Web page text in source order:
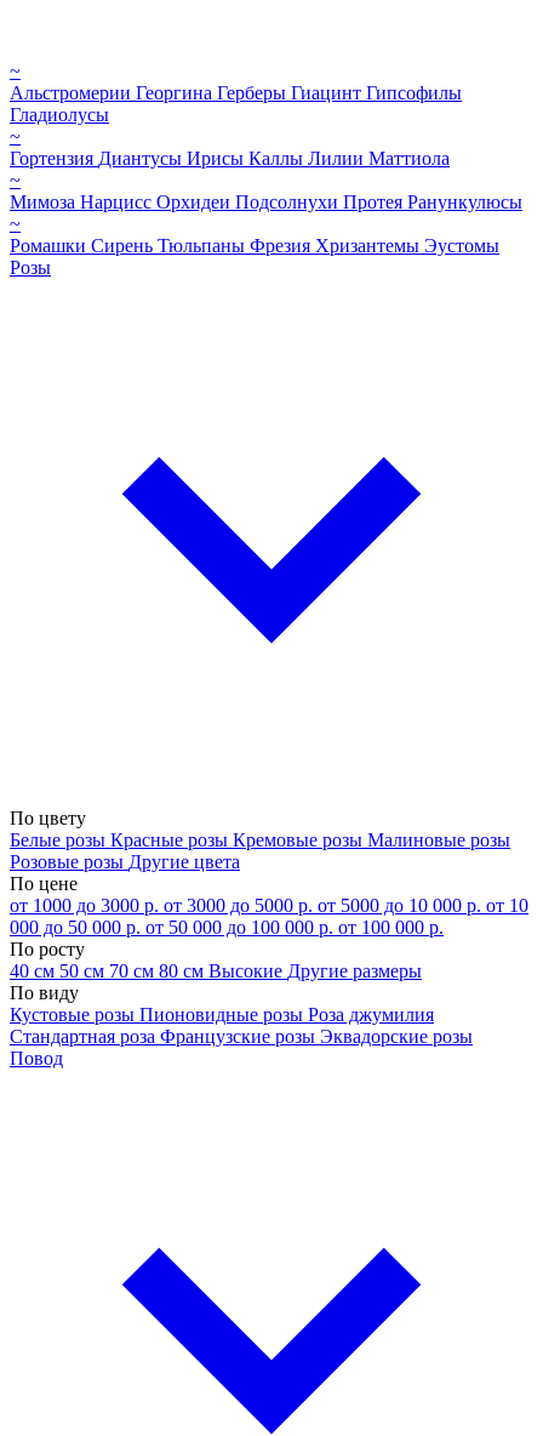
~
Альстромерии Георгина Герберы Гиацинт Гипсофилы
Гладиолусы
~
Гортензия Диантусы Ирисы Каллы Лилии Маттиола
~
Мимоза Нарцисс Орхидеи Подсолнухи Протея Ранункулюсы
~
Ромашки Сирень Тюльпаны Фрезия Хризантемы Эустомы
Розы
По цвету
Белые розы Красные розы Кремовые розы Малиновые розы
Розовые розы Другие цвета
По цене
от 1000 до 3000 р. от 3000 до 5000 р. от 5000 до 10 000 р. от 10
000 до 50 000 р. от 50 000 до 100 000 р. от 100 000 р.
По росту
40 см 50 см 70 см 80 см Высокие Другие размеры
По виду
Кустовые розы Пионовидные розы Роза джумилия
Стандартная роза Французские розы Эквадорские розы
Повод